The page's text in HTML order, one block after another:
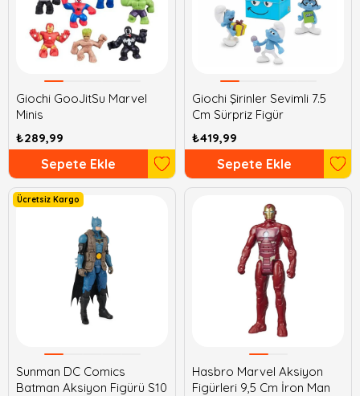
Giochi GooJitSu Marvel
Minis
₺289,99
Sepete Ekle
Giochi Şirinler Sevimli 7.5
Cm Sürpriz Figür
₺419,99
Sepete Ekle
Sunman DC Comics
Batman Aksiyon Figürü S10
Ücretsiz Kargo
Hasbro Marvel Aksiyon
Figürleri 9,5 Cm İron Man